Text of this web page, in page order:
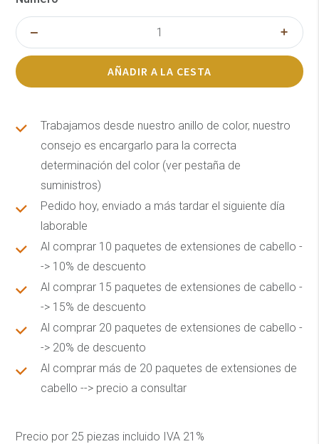
AÑADIR A LA CESTA
Trabajamos desde nuestro anillo de color, nuestro
consejo es encargarlo para la correcta
determinación del color (ver pestaña de
suministros)
Pedido hoy, enviado a más tardar el siguiente día
laborable
Al comprar 10 paquetes de extensiones de cabello -
-> 10% de descuento
Al comprar 15 paquetes de extensiones de cabello -
-> 15% de descuento
Al comprar 20 paquetes de extensiones de cabello -
-> 20% de descuento
Al comprar más de 20 paquetes de extensiones de
cabello --> precio a consultar
Precio por 25 piezas incluido IVA 21%